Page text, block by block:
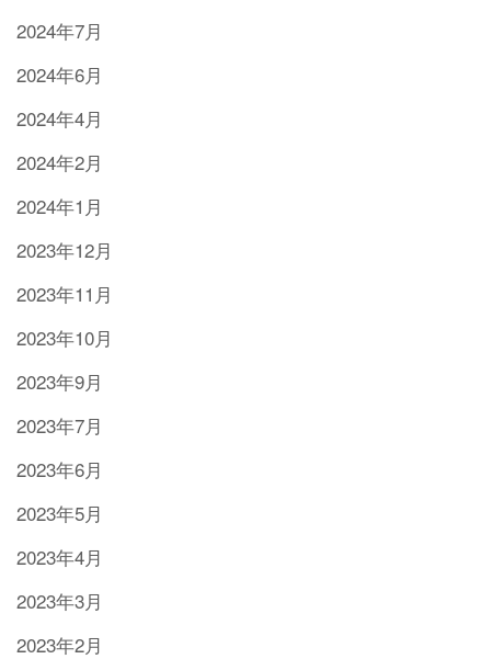
2024年7月
2024年6月
2024年4月
2024年2月
2024年1月
2023年12月
2023年11月
2023年10月
2023年9月
2023年7月
2023年6月
2023年5月
2023年4月
2023年3月
2023年2月